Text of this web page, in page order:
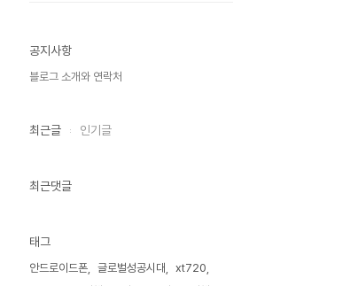
공지사항
블로그 소개와 연락처
최근글 인기글
최근댓글
태그
안드로이드폰 글로벌성공시대
xt720